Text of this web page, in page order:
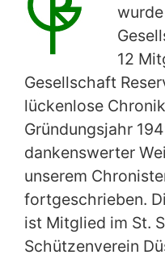
12
Gesellschaft
lückenlose
Gründungsjahr
dankenswerter
unserem
fortgeschrieben.
ist Mitglied im St.
Schützenverein